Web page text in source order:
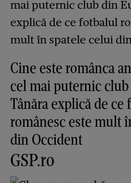
Cine este românca
cel mai puternic
Tânăra explică de ce
românesc este mult
din Occident
GSP.ro